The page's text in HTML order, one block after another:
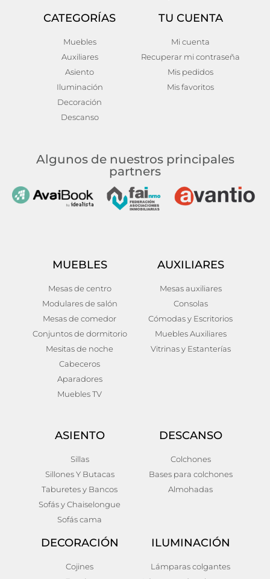
CATEGORÍAS
Muebles
Auxiliares
Asiento
Iluminación
Decoración
Descanso
TU CUENTA
Mi cuenta
Recuperar mi contraseña
Mis pedidos
Mis favoritos
Algunos de nuestros principales
partners
MUEBLES
Mesas de centro
Modulares de salón
Mesas de comedor
Conjuntos de dormitorio
Mesitas de noche
Cabeceros
Aparadores
Muebles TV
AUXILIARES
Mesas auxiliares
Consolas
Cómodas y Escritorios
Muebles Auxiliares
Vitrinas y Estanterías
ASIENTO
Sillas
Sillones Y Butacas
Taburetes y Bancos
Sofás y Chaiselongue
Sofás cama
DESCANSO
Colchones
Bases para colchones
Almohadas
DECORACIÓN
Cojines
ILUMINACIÓN
Lámparas colgantes